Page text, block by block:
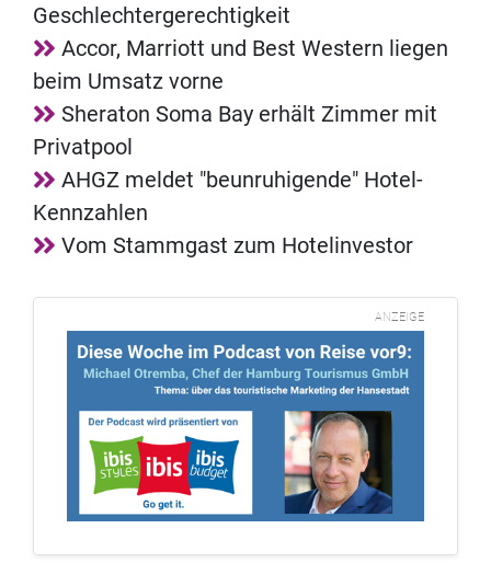
Geschlechtergerechtigkeit
Accor, Marriott und Best Western liegen
beim Umsatz vorne
Sheraton Soma Bay erhält Zimmer mit
Privatpool
AHGZ meldet "beunruhigende" Hotel-
Kennzahlen
Vom Stammgast zum Hotelinvestor
ANZEIGE